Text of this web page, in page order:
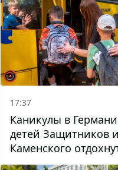
17:37
Каникулы в
детей Защитников
Каменского
Вуппертале